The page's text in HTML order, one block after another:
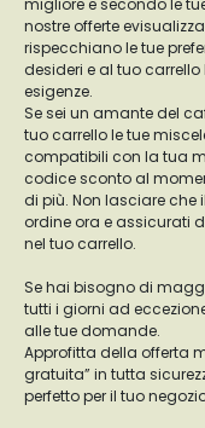
migliore e secondo le
nostre offerte
rispecchiano le tue
desideri e al tuo
esigenze.
Se sei un amante del
tuo carrello le tue
compatibili con la tua
codice sconto al
di più. Non lasciare che
ordine ora e assicurati
nel tuo carrello.
Se hai bisogno di
tutti i giorni ad
alle tue domande.
Approfitta della offerta
gratuita” in tutta
perfetto per il tuo